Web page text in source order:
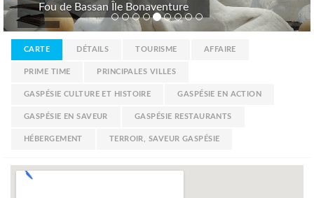
Fou de Bassan Île Bonaventure
CARTE DÉTAILS TOURISME AFFAIRE
PRIME TIME PRINCIPALES VILLES
GASPÉSIE CULTURE ET HISTOIRE GASPÉSIE EN ACTION
GASPÉSIE EN SAVEUR GASPÉSIE RESTAURANTS
HÉBERGEMENT TERROIR, SAVEUR GASPÉSIE